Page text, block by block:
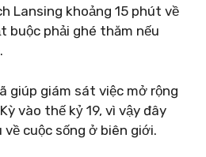
Lansing khoảng 15 phút về
buộc phải ghé thăm nếu
giúp giám sát việc mở rộng
vào thế kỷ 19, vì vậy đây
cuộc sống ở biên giới.